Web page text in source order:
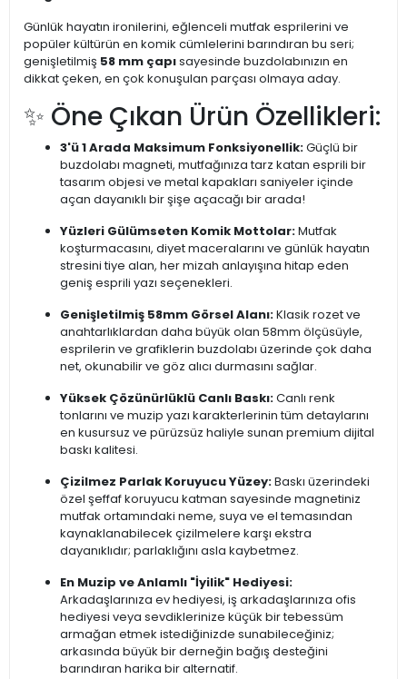
Günlük hayatın ironilerini, eğlenceli mutfak esprilerini ve
popüler kültürün en komik cümlelerini barındıran bu seri;
genişletilmiş 58 mm çapısayesinde buzdolabınızın en
dikkat çeken, en çok konuşulan parçası olmaya aday.
✨ Öne Çıkan Ürün Özellikleri:
3'ü 1 Arada Maksimum Fonksiyonellik:Güçlü bir
buzdolabı magneti, mutfağınıza tarz katan esprili bir
tasarım objesi ve metal kapakları saniyeler içinde
açan dayanıklı bir şişe açacağı bir arada!
Yüzleri Gülümseten Komik Mottolar:Mutfak
koşturmacasını, diyet maceralarını ve günlük hayatın
stresini tiye alan, her mizah anlayışına hitap eden
geniş esprili yazı seçenekleri.
Genişletilmiş 58mm Görsel Alanı:Klasik rozet ve
anahtarlıklardan daha büyük olan 58mm ölçüsüyle,
esprilerin ve grafiklerin buzdolabı üzerinde çok daha
net, okunabilir ve göz alıcı durmasını sağlar.
Yüksek Çözünürlüklü Canlı Baskı:Canlı renk
tonlarını ve muzip yazı karakterlerinin tüm detaylarını
en kusursuz ve pürüzsüz haliyle sunan premium dijital
baskı kalitesi.
Çizilmez Parlak Koruyucu Yüzey:Baskı üzerindeki
özel şeffaf koruyucu katman sayesinde magnetiniz
mutfak ortamındaki neme, suya ve el temasından
kaynaklanabilecek çizilmelere karşı ekstra
dayanıklıdır; parlaklığını asla kaybetmez.
En Muzip ve Anlamlı "İyilik" Hediyesi:
Arkadaşlarınıza ev hediyesi, iş arkadaşlarınıza ofis
hediyesi veya sevdiklerinize küçük bir tebessüm
armağan etmek istediğinizde sunabileceğiniz;
arkasında büyük bir derneğin bağış desteğini
barındıran harika bir alternatif.